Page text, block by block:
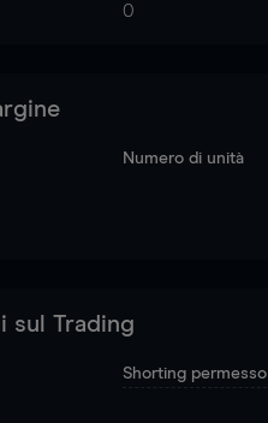
0
Numero di unità
sul Trading
Shorting permesso